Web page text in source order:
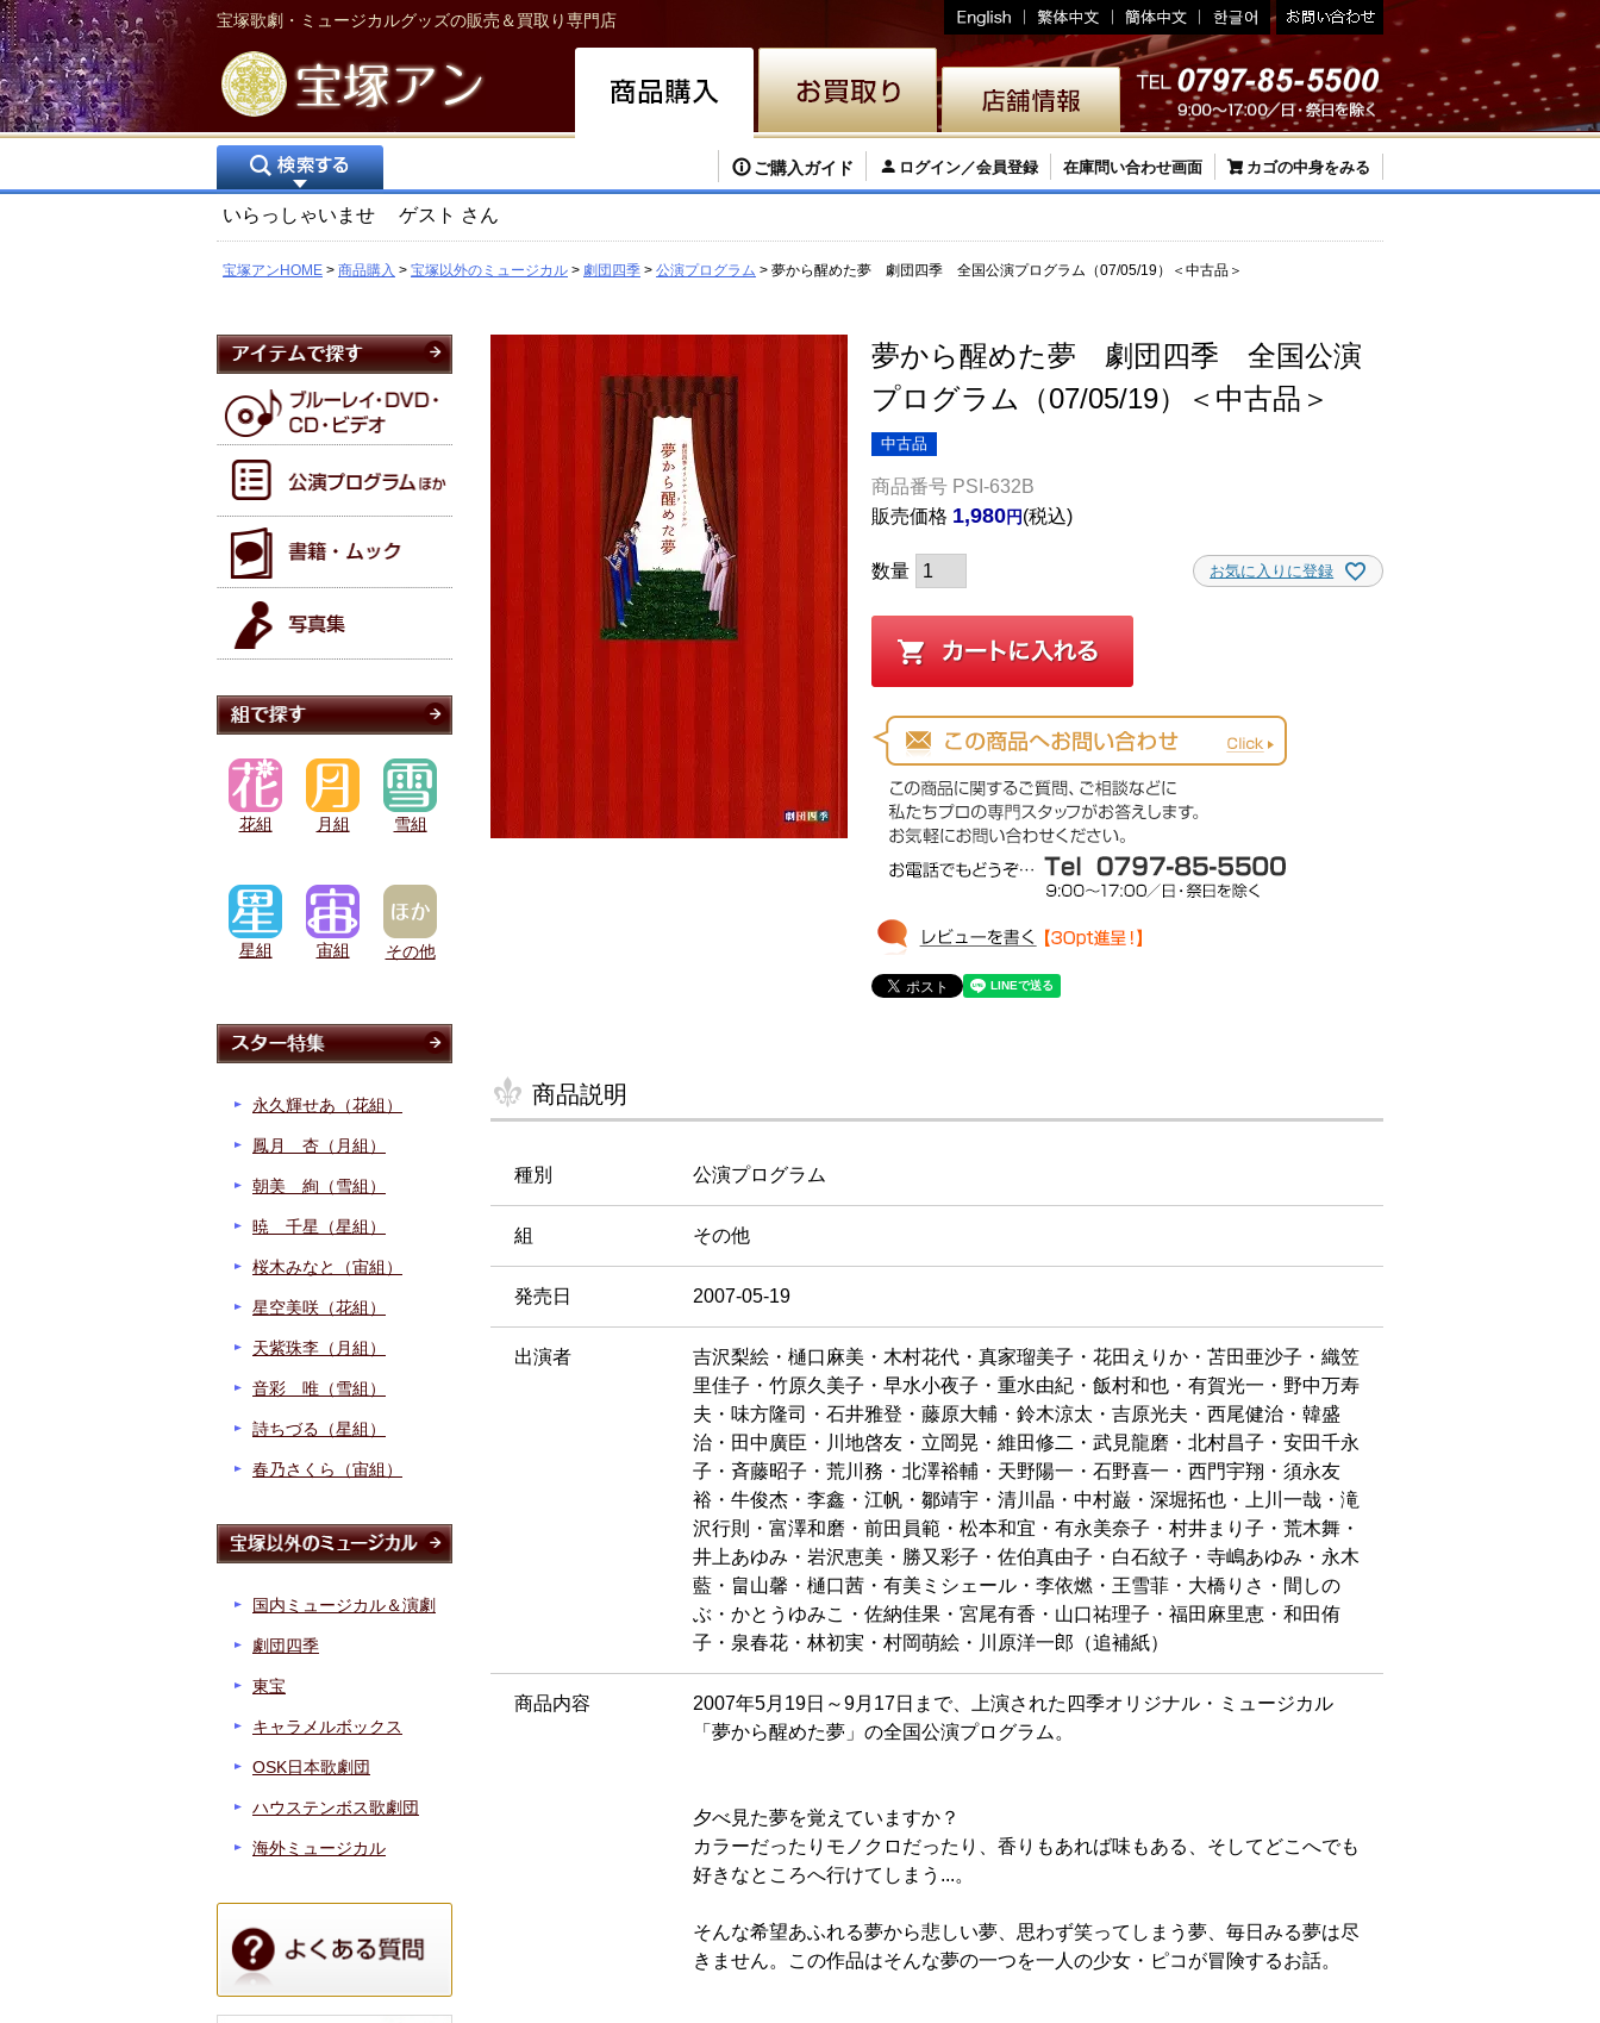
宝塚歌劇・ミュージカルグッズの販売＆買取り専門店
ご購入ガイド ログイン／会員登録 在庫問い合わせ画面 カゴの中身をみる
いらっしゃいませ ゲスト さん
宝塚アンHOME 商品購入 宝塚以外のミュージカル 劇団四季 公演プログラム 夢から醒めた夢 劇団四季 全国公演プログラム（07/05/19）＜中古品＞
夢から醒めた夢 劇団四季 全国公演
プログラム（07/05/19）＜中古品＞
中古品
商品番号 PSI-632B
販売価格 1,980 税込
お気に入りに登録
商品説明
種別 公演プログラム
組 その他
発売日 2007-05-19
出演者
吉沢梨絵・樋口麻美・木村花代・真家瑠美子・花田えりか・苫田亜沙子・織笠
里佳子・竹原久美子・早水小夜子・重水由紀・飯村和也・有賀光一・野中万寿
夫・味方隆司・石井雅登・藤原大輔・鈴木涼太・吉原光夫・西尾健治・韓盛
治・田中廣臣・川地啓友・立岡晃・維田修二・武見龍磨・北村昌子・安田千永
子・斉藤昭子・荒川務・北澤裕輔・天野陽一・石野喜一・西門宇翔・須永友
裕・牛俊杰・李鑫・江帆・鄒靖宇・清川晶・中村巌・深堀拓也・上川一哉・滝
沢行則・富澤和磨・前田員範・松本和宜・有永美奈子・村井まり子・荒木舞・
井上あゆみ・岩沢恵美・勝又彩子・佐伯真由子・白石紋子・寺嶋あゆみ・永木
藍・畠山馨・樋口茜・有美ミシェール・李依燃・王雪菲・大橋りさ・間しの
ぶ・かとうゆみこ・佐納佳果・宮尾有香・山口祐理子・福田麻里恵・和田侑
子・泉春花・林初実・村岡萌絵・川原洋一郎（追補紙）
商品内容
2007年5月19日～9月17日まで、上演された四季オリジナル・ミュージカル
「夢から醒めた夢」の全国公演プログラム。
夕べ見た夢を覚えていますか？
カラーだったりモノクロだったり、香りもあれば味もある、そしてどこへでも
好きなところへ行けてしまう...。
そんな希望あふれる夢から悲しい夢、思わず笑ってしまう夢、毎日みる夢は尽
きません。この作品はそんな夢の一つを一人の少女・ピコが冒険するお話。
花組 月組 雪組
星組 宙組 その他
永久輝せあ（花組）
鳳月 杏（月組）
朝美 絢（雪組）
暁 千星（星組）
桜木みなと（宙組）
星空美咲（花組）
天紫珠李（月組）
音彩 唯（雪組）
詩ちづる（星組）
春乃さくら（宙組）
国内ミュージカル＆演劇
劇団四季
東宝
キャラメルボックス
OSK日本歌劇団
ハウステンボス歌劇団
海外ミュージカル